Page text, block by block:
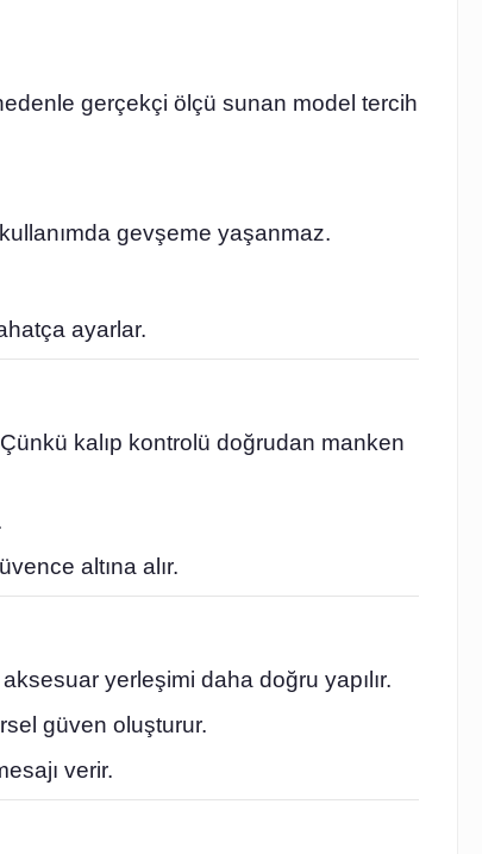
gerçekçi ölçü sunan model tercih
gevşeme yaşanmaz.
ayarlar.
kalıp kontrolü doğrudan manken
altına alır.
yerleşimi daha doğru yapılır.
güven oluşturur.
verir.